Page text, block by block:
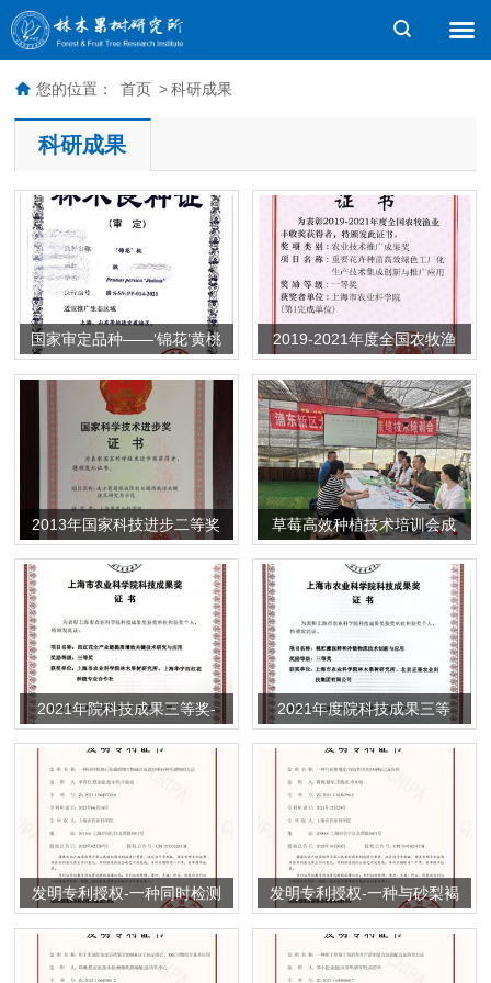
您的位置： 首页 > 科研成果
科研成果
国家审定品种——‘锦花’黄桃
（2022年）
2019-2021年度全国农牧渔
业丰收奖一等奖
2013年国家科技进步二等奖
——南方葡萄根域限制与避
雨栽培关键技术研究与示范
草莓高效种植技术培训会成
功举办
2021年院科技成果三等奖-
西红花全产业链提质增效关
键技术研究与应用
2021年度院科技成果三等
奖-桃贮藏保鲜和冷链物流技
术创新与应用
发明专利授权-一种同时检测
中14种代谢物的方法
发明专利授权-一种与砂梨褐
用